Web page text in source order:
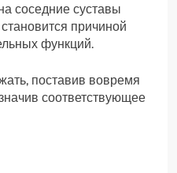
соседние суставы
причиной
функций.
поставив вовремя
соответствующее